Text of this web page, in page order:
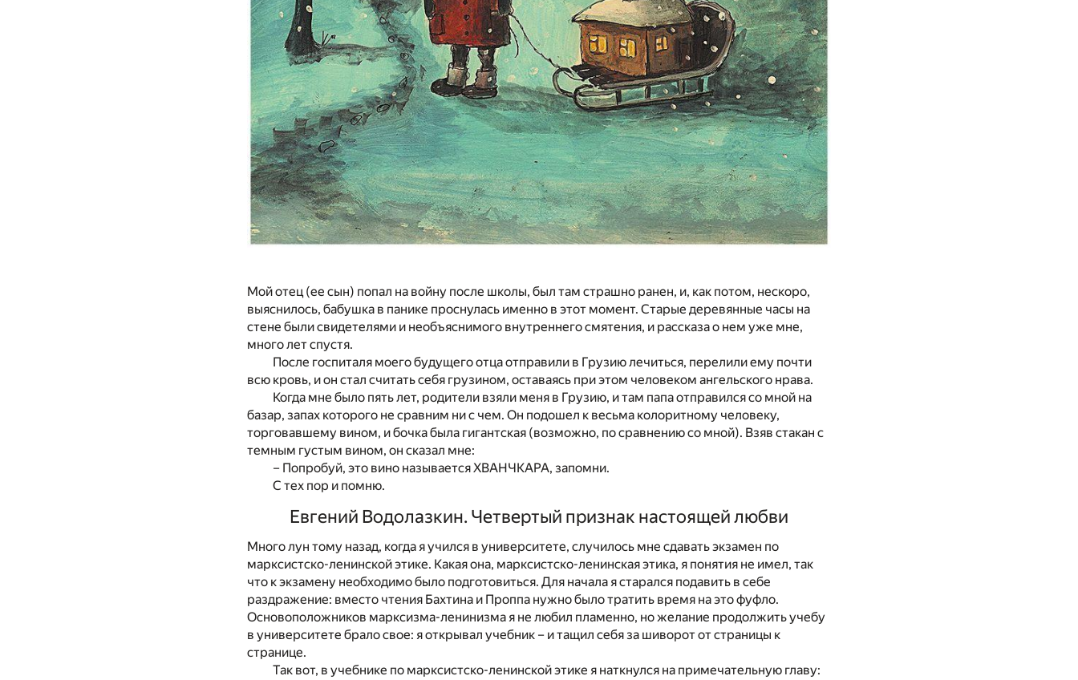
Мой отец (ее сын) попал на войну после школы, был там страшно ранен, и, как потом, нескоро,
выяснилось, бабушка в панике проснулась именно в этот момент. Старые деревянные часы на
стене были свидетелями и необъяснимого внутреннего смятения, и рассказа о нем уже мне,
много лет спустя.
После госпиталя моего будущего отца отправили в Грузию лечиться, перелили ему почти
всю кровь, и он стал считать себя грузином, оставаясь при этом человеком ангельского нрава.
Когда мне было пять лет, родители взяли меня в Грузию, и там папа отправился со мной на
базар, запах которого не сравним ни с чем. Он подошел к весьма колоритному человеку,
торговавшему вином, и бочка была гигантская (возможно, по сравнению со мной). Взяв стакан с
темным густым вином, он сказал мне:
– Попробуй, это вино называется ХВАНЧКАРА, запомни.
С тех пор и помню.
Евгений Водолазкин. Четвертый признак настоящей любви
Много лун тому назад, когда я учился в университете, случилось мне сдавать экзамен по
марксистско-ленинской этике. Какая она, марксистско-ленинская этика, я понятия не имел, так
что к экзамену необходимо было подготовиться. Для начала я старался подавить в себе
раздражение: вместо чтения Бахтина и Проппа нужно было тратить время на это фуфло.
Основоположников марксизма-ленинизма я не любил пламенно, но желание продолжить учебу
в университете брало свое: я открывал учебник – и тащил себя за шиворот от страницы к
странице.
Так вот, в учебнике по марксистско-ленинской этике я наткнулся на примечательную главу: